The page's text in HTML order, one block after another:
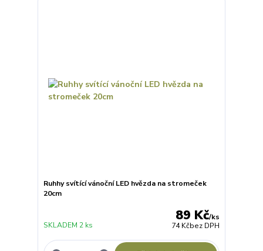
Ruhhy svítící vánoční LED hvězda na stromeček
20cm
89 Kč/ks
74 Kčbez DPH
SKLADEM 2 ks